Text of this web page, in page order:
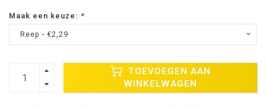
Maak een keuze: *
Reep - €2,29
TOEVOEGEN AAN
WINKELWAGEN